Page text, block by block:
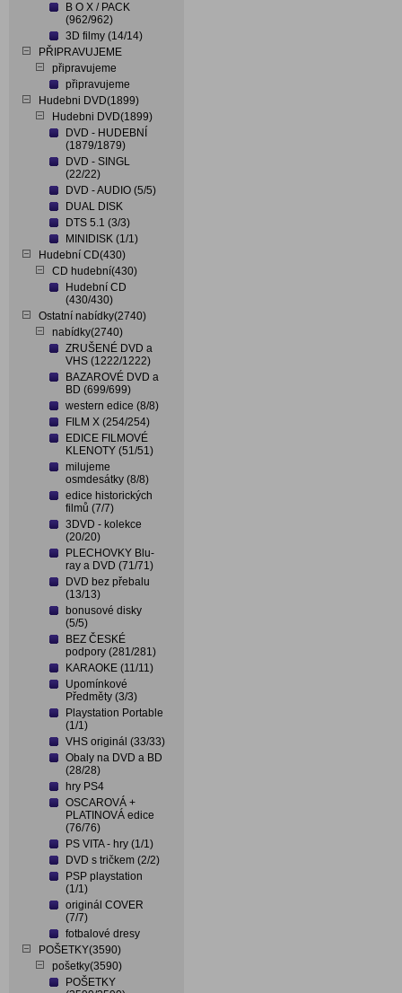
B O X / PACK
(962/962)
3D filmy (14/14)
PŘIPRAVUJEME
připravujeme
připravujeme
Hudebni DVD(1899)
Hudebni DVD(1899)
DVD - HUDEBNÍ
(1879/1879)
DVD - SINGL
(22/22)
DVD - AUDIO (5/5)
DUAL DISK
DTS 5.1 (3/3)
MINIDISK (1/1)
Hudební CD(430)
CD hudební(430)
Hudební CD
(430/430)
Ostatní nabídky(2740)
nabídky(2740)
ZRUŠENÉ DVD a
VHS (1222/1222)
BAZAROVÉ DVD a
BD (699/699)
western edice (8/8)
FILM X (254/254)
EDICE FILMOVÉ
KLENOTY (51/51)
milujeme
osmdesátky (8/8)
edice historických
filmů (7/7)
3DVD - kolekce
(20/20)
PLECHOVKY Blu-
ray a DVD (71/71)
DVD bez přebalu
(13/13)
bonusové disky
(5/5)
BEZ ČESKÉ
podpory (281/281)
KARAOKE (11/11)
Upomínkové
Předměty (3/3)
Playstation Portable
(1/1)
VHS originál (33/33)
Obaly na DVD a BD
(28/28)
hry PS4
OSCAROVÁ +
PLATINOVÁ edice
(76/76)
PS VITA - hry (1/1)
DVD s tričkem (2/2)
PSP playstation
(1/1)
originál COVER
(7/7)
fotbalové dresy
POŠETKY(3590)
pošetky(3590)
POŠETKY